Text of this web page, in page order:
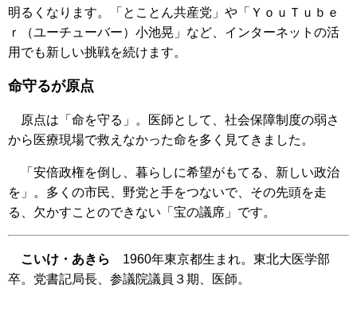
明るくなります。「とことん共産党」や「ＹｏｕＴｕｂｅ
ｒ（ユーチューバー）小池晃」など、インターネットの活
用でも新しい挑戦を続けます。
命守るが原点
原点は「命を守る」。医師として、社会保障制度の弱さ
から医療現場で救えなかった命を多く見てきました。
「安倍政権を倒し、暮らしに希望がもてる、新しい政治
を」。多くの市民、野党と手をつないで、その先頭を走
る、欠かすことのできない「宝の議席」です。
こいけ・あきら
1960年東京都生まれ。東北大医学部
卒。党書記局長、参議院議員３期、医師。